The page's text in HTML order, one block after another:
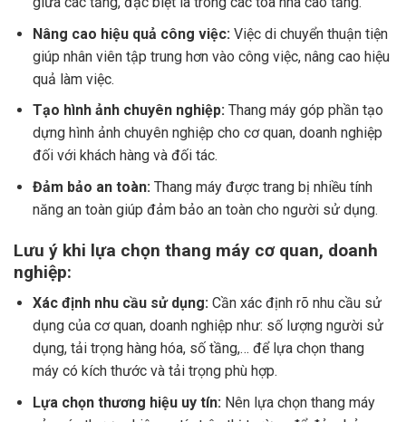
Nâng cao hiệu quả công việc: Việc di chuyển thuận tiện
giúp nhân viên tập trung hơn vào công việc, nâng cao hiệu
quả làm việc.
Tạo hình ảnh chuyên nghiệp:Thang máy góp phần tạo
dựng hình ảnh chuyên nghiệp cho cơ quan, doanh nghiệp
đối với khách hàng và đối tác.
Đảm bảo an toàn: Thang máy được trang bị nhiều tính
năng an toàn giúp đảm bảo an toàn cho người sử dụng.
Lưu ý khi lựa chọn thang máy cơ quan, doanh
nghiệp:
Xác định nhu cầu sử dụng:Cần xác định rõ nhu cầu sử
dụng của cơ quan, doanh nghiệp như: số lượng người sử
dụng, tải trọng hàng hóa, số tầng,… để lựa chọn thang
máy có kích thước và tải trọng phù hợp.
Lựa chọn thương hiệu uy tín: Nên lựa chọn thang máy